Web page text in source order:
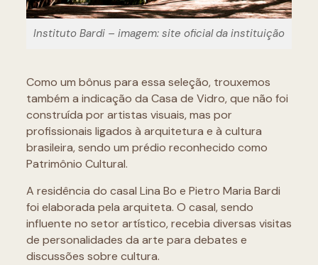
Instituto Bardi – imagem: site oficial da instituição
Como um bônus para essa seleção, trouxemos
também a indicação da Casa de Vidro, que não foi
construída por artistas visuais, mas por
profissionais ligados à arquitetura e à cultura
brasileira, sendo um prédio reconhecido como
Patrimônio Cultural.
A residência do casal Lina Bo e Pietro Maria Bardi
foi elaborada pela arquiteta. O casal, sendo
influente no setor artístico, recebia diversas visitas
de personalidades da arte para debates e
discussões sobre cultura.